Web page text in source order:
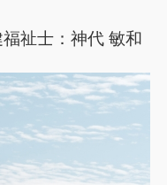
祉士： 神代 敏和